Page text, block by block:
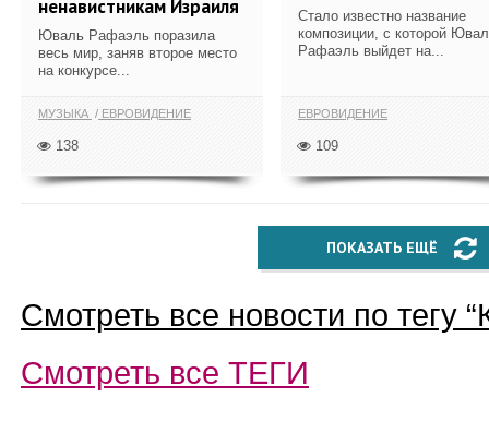
ненавистникам Израиля
Юваль Рафаэль поразила
весь мир, заняв второе место
на конкурсе...
МУЗЫКА ЕВРОВИДЕНИЕ
138
Стало известно название
композиции, с которой
Рафаэль выйдет на...
ЕВРОВИДЕНИЕ
109
ПОКАЗАТЬ ЕЩЁ
Смотреть все новости по тегу “
Смотреть все ТЕГИ